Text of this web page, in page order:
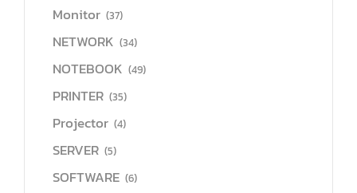
Monitor (37)
NETWORK (34)
NOTEBOOK (49)
PRINTER (35)
Projector (4)
SERVER (5)
SOFTWARE (6)